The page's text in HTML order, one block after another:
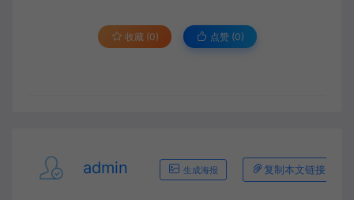
收藏 (0) 点赞 (0)
admin 生成海报 复制本文链接